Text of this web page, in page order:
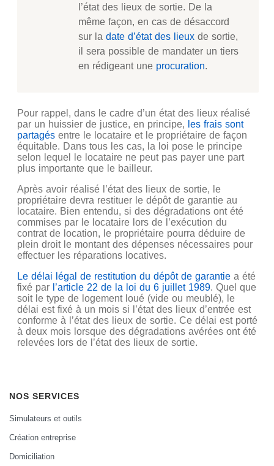
l’état des lieux de sortie. De la
même façon, en cas de désaccord
sur la date d’état des lieuxde sortie,
il sera possible de mandater un tiers
en rédigeant une procuration.
Pour rappel, dans le cadre d’un état des lieux réalisé
par un huissier de justice, en principe, les frais sont
partagésentre le locataire et le propriétaire de façon
équitable. Dans tous les cas, la loi pose le principe
selon lequel le locataire ne peut pas payer une part
plus importante que le bailleur.
Après avoir réalisé l’état des lieux de sortie, le
propriétaire devra restituer le dépôt de garantie au
locataire. Bien entendu, si des dégradations ont été
commises par le locataire lors de l’exécution du
contrat de location, le propriétaire pourra déduire de
plein droit le montant des dépenses nécessaires pour
effectuer les réparations locatives.
Le délai légal de restitution du dépôt de garantiea été
fixé par l’article 22 de la loi du 6 juillet 1989. Quel que
soit le type de logement loué (vide ou meublé), le
délai est fixé à un mois si l’état des lieux d’entrée est
conforme à l’état des lieux de sortie. Ce délai est porté
à deux mois lorsque des dégradations avérées ont été
relevées lors de l’état des lieux de sortie.
NOS SERVICES
Simulateurs et outils
Création entreprise
Domiciliation